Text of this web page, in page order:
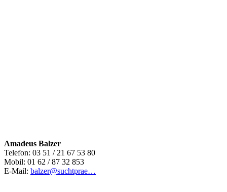
Amadeus Balzer
Telefon: 03 51 / 21 67 53 80
Mobil: 01 62 / 87 32 853
E-Mail: balzer@suchtprae…